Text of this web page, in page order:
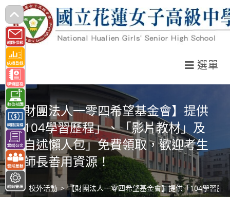
跳
轉
至
主
要
內
容
選單
【財團法人一零四希望基金會】提供
「104學習歷程」、「影片教材」及
「自述懶人包」免費領取，歡迎考生
與師長善用資源！
> 校外活動 > 【財團法人一零四希望基金會】提供「104學習歷